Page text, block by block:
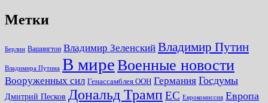
Метки
Берлин Вашингтон Владимир Зеленский Владимир Путин
Владимира Путина В миреВоенные новости
Вооруженных сил Генассамблея ООН Германия Госдумы
Дмитрий Песков Дональд ТрампЕС Еврокомиссия Европа